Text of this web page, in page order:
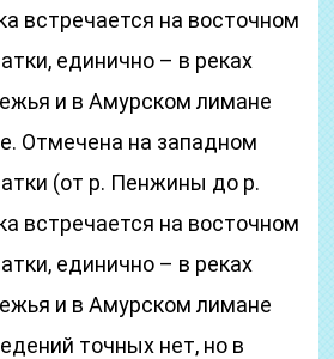
встречается на восточном
единично – в реках
и в Амурском лимане
Отмечена на западном
(от р. Пенжины до р.
встречается на восточном
единично – в реках
и в Амурском лимане
точных нет, но в